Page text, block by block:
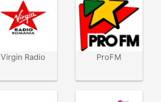
Virgin Radio ProFM